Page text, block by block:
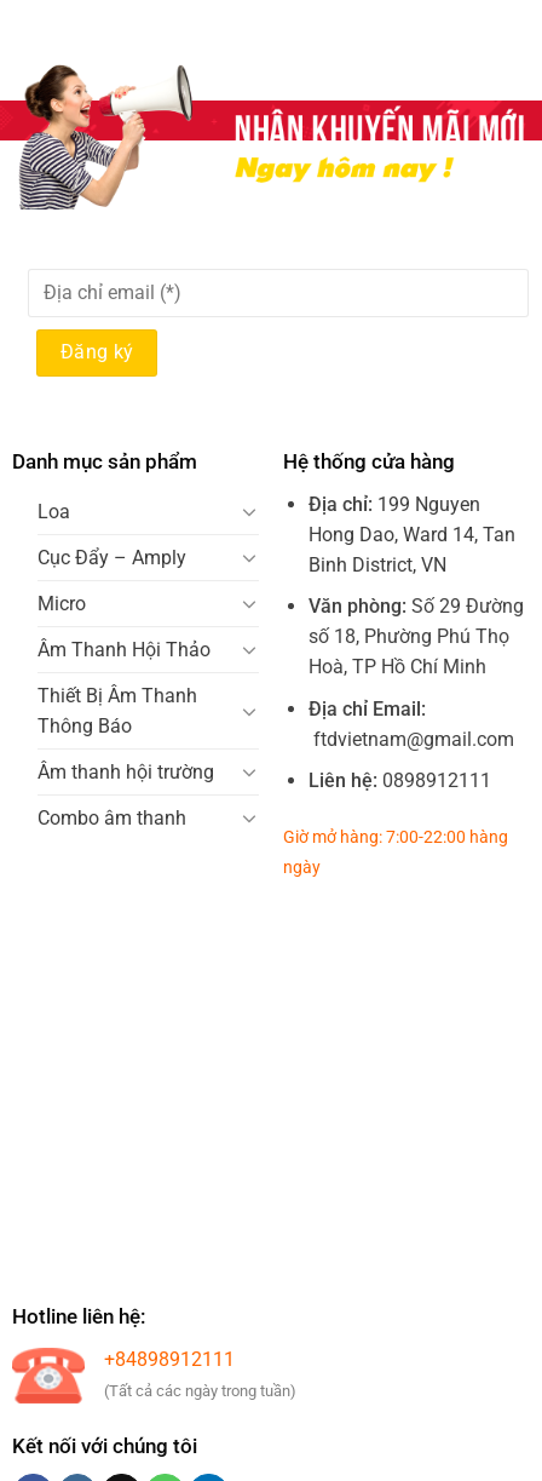
Danh mục sản phẩm
Loa
Cục Đẩy – Amply
Micro
Âm Thanh Hội Thảo
Thiết Bị Âm Thanh
Thông Báo
Âm thanh hội trường
Combo âm thanh
Hệ thống cửa hàng
Địa chỉ: 199 Nguyen
Hong Dao, Ward 14, Tan
Binh District, VN
Văn phòng: Số 29 Đường
số 18, Phường Phú Thọ
Hoà, TP Hồ Chí Minh
Địa chỉ Email:
ftdvietnam@gmail.com
Liên hệ: 0898912111
Giờ mở hàng: 7:00-22:00 hàng
ngày
Hotline liên hệ:
+84898912111
(Tất cả các ngày trong tuần)
Kết nối với chúng tôi